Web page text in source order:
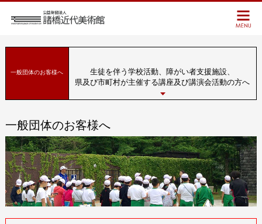
一般団体のお客様へ
生徒を伴う学校活動、障がい者支援施設、
県及び市町村が主催する講座及び講演会活動の方へ
一般団体のお客様へ